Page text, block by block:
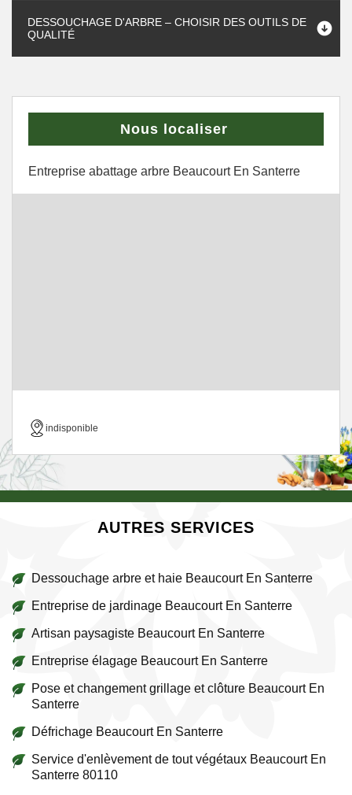
DESSOUCHAGE D'ARBRE – CHOISIR DES OUTILS DE
QUALITÉ
Nous localiser
Entreprise abattage arbre Beaucourt En Santerre
indisponible
AUTRES SERVICES
Dessouchage arbre et haie Beaucourt En Santerre
Entreprise de jardinage Beaucourt En Santerre
Artisan paysagiste Beaucourt En Santerre
Entreprise élagage Beaucourt En Santerre
Pose et changement grillage et clôture Beaucourt En
Santerre
Défrichage Beaucourt En Santerre
Service d'enlèvement de tout végétaux Beaucourt En
Santerre 80110